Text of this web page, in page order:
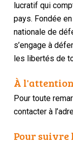
lucratif qui
pays. Fondée
nationale de
s’engage à
les libertés de
À
Pour toute
contacter à
Pour